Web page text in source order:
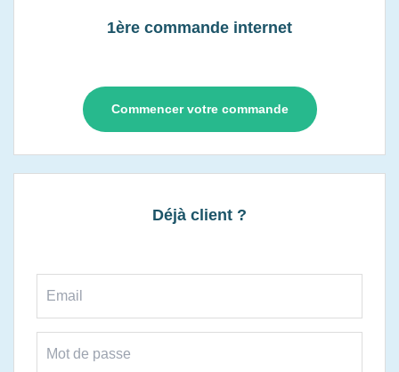
1ère commande internet
Commencer votre commande
Déjà client ?